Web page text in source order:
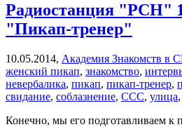
Радиостанция "РСН"
"Пикап-тренер"
10.05.2014, Академия Знакомств в
женский пикап, знакомство,
невербалика, пикап, пикап-тренер,
свидание, соблазнение, ССС, улица,
Конечно, мы его подготавливаем к